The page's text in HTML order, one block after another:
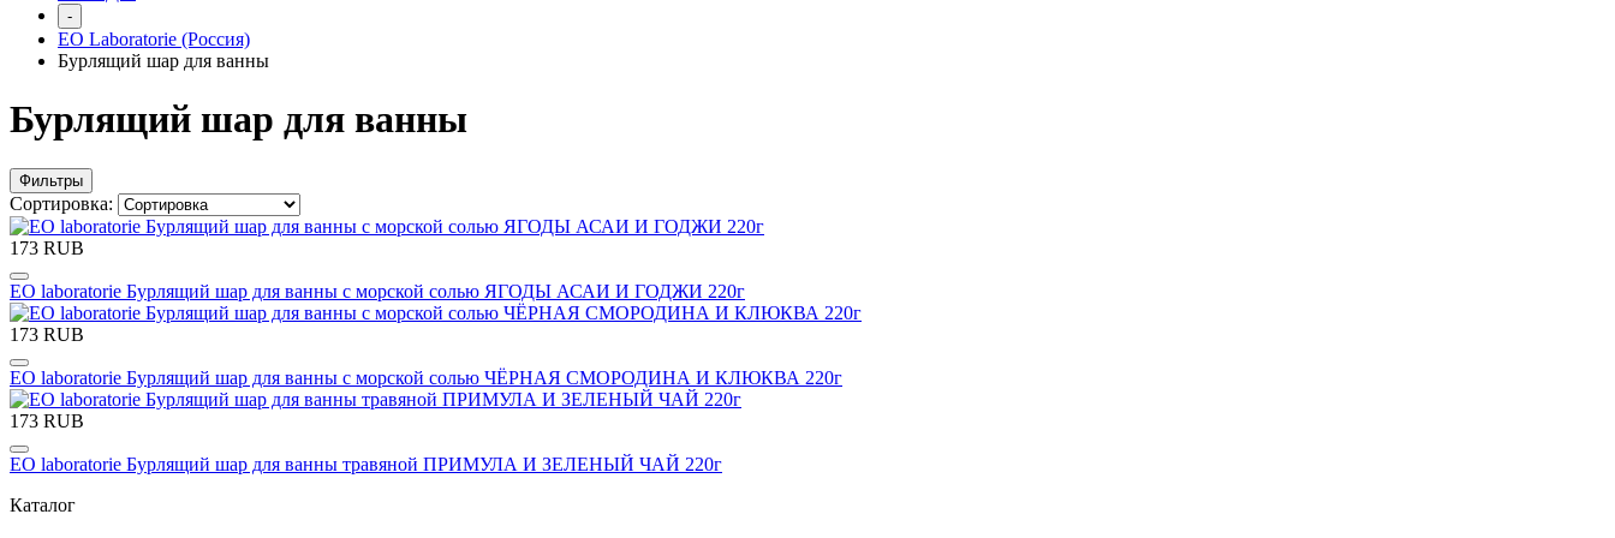
-
EO Laboratorie (Россия)
Бурлящий шар для ванны
Бурлящий шар для ванны
Фильтры
Сортировка:
173 RUB
EO laboratorie Бурлящий шар для ванны с морской солью ЯГОДЫ АСАИ И ГОДЖИ 220г
173 RUB
EO laboratorie Бурлящий шар для ванны с морской солью ЧЁРНАЯ СМОРОДИНА И КЛЮКВА 220г
173 RUB
EO laboratorie Бурлящий шар для ванны травяной ПРИМУЛА И ЗЕЛЕНЫЙ ЧАЙ 220г
Каталог